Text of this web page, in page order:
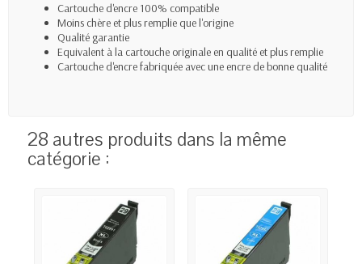
Cartouche d'encre 100% compatible
Moins chère et plus remplie que l'origine
Qualité garantie
Equivalent à la cartouche originale en qualité et plus remplie
Cartouche d'encre fabriquée avec une encre de bonne qualité
28 autres produits dans la même
catégorie :